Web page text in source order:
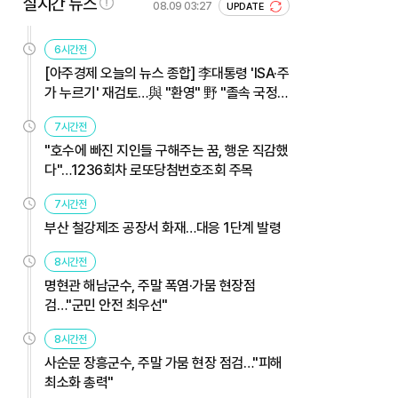
08.09 03:27 UPDATE
6시간전
[아주경제 오늘의 뉴스 종합] 李대통령 'ISA·주
가 누르기' 재검토…與 "환영" 野 "졸속 국정"
外
7시간전
"호수에 빠진 지인들 구해주는 꿈, 행운 직감했
다"…1236회차 로또당첨번호조회 주목
7시간전
부산 철강제조 공장서 화재…대응 1단계 발령
8시간전
명현관 해남군수, 주말 폭염·가뭄 현장점
검…"군민 안전 최우선"
8시간전
사순문 장흥군수, 주말 가뭄 현장 점검…"피해
최소화 총력"